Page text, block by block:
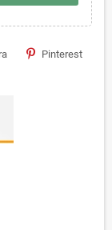
Pinterest